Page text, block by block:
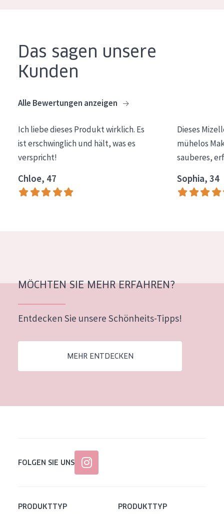
Expert
HAUTTYP
Mischhaut und fettige Haut
Reife Haut
ALTER
Das sagen unsere
Kunden
Alle Bewertungen anzeigen
Ich liebe dieses Produkt wirklich. Es
ist erschwinglich und hält, was es
verspricht!
Chloe, 47
Dieses
mühelos
sauberes,
Sophia, 34
MÖCHTEN SIE MEHR ERFAHREN?
Entdecken Sie unsere Schönheits-Tipps!
MEHR ENTDECKEN
FOLGEN SIE UNS
PRODUKTTYP PRODUKTTYP